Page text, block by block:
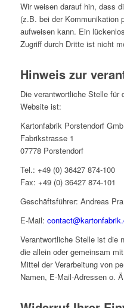
Wir weisen darauf hin, dass
(z.B. bei der Kommunikation
aufweisen kann. Ein
Zugriff durch Dritte ist nicht
Hinweis zur
Die verantwortliche Stelle für
Website ist:
Kartonfabrik Porstendorf
Fabrikstrasse 1
07778 Porstendorf
Tel.: +49 (0) 36427 874-100
Fax: +49 (0) 36427 874-101
Geschäftsführer: Andreas
E-Mail:
Verantwortliche Stelle ist die
die allein oder gemeinsam
Mittel der Verarbeitung von
Namen, E-Mail-Adressen o.